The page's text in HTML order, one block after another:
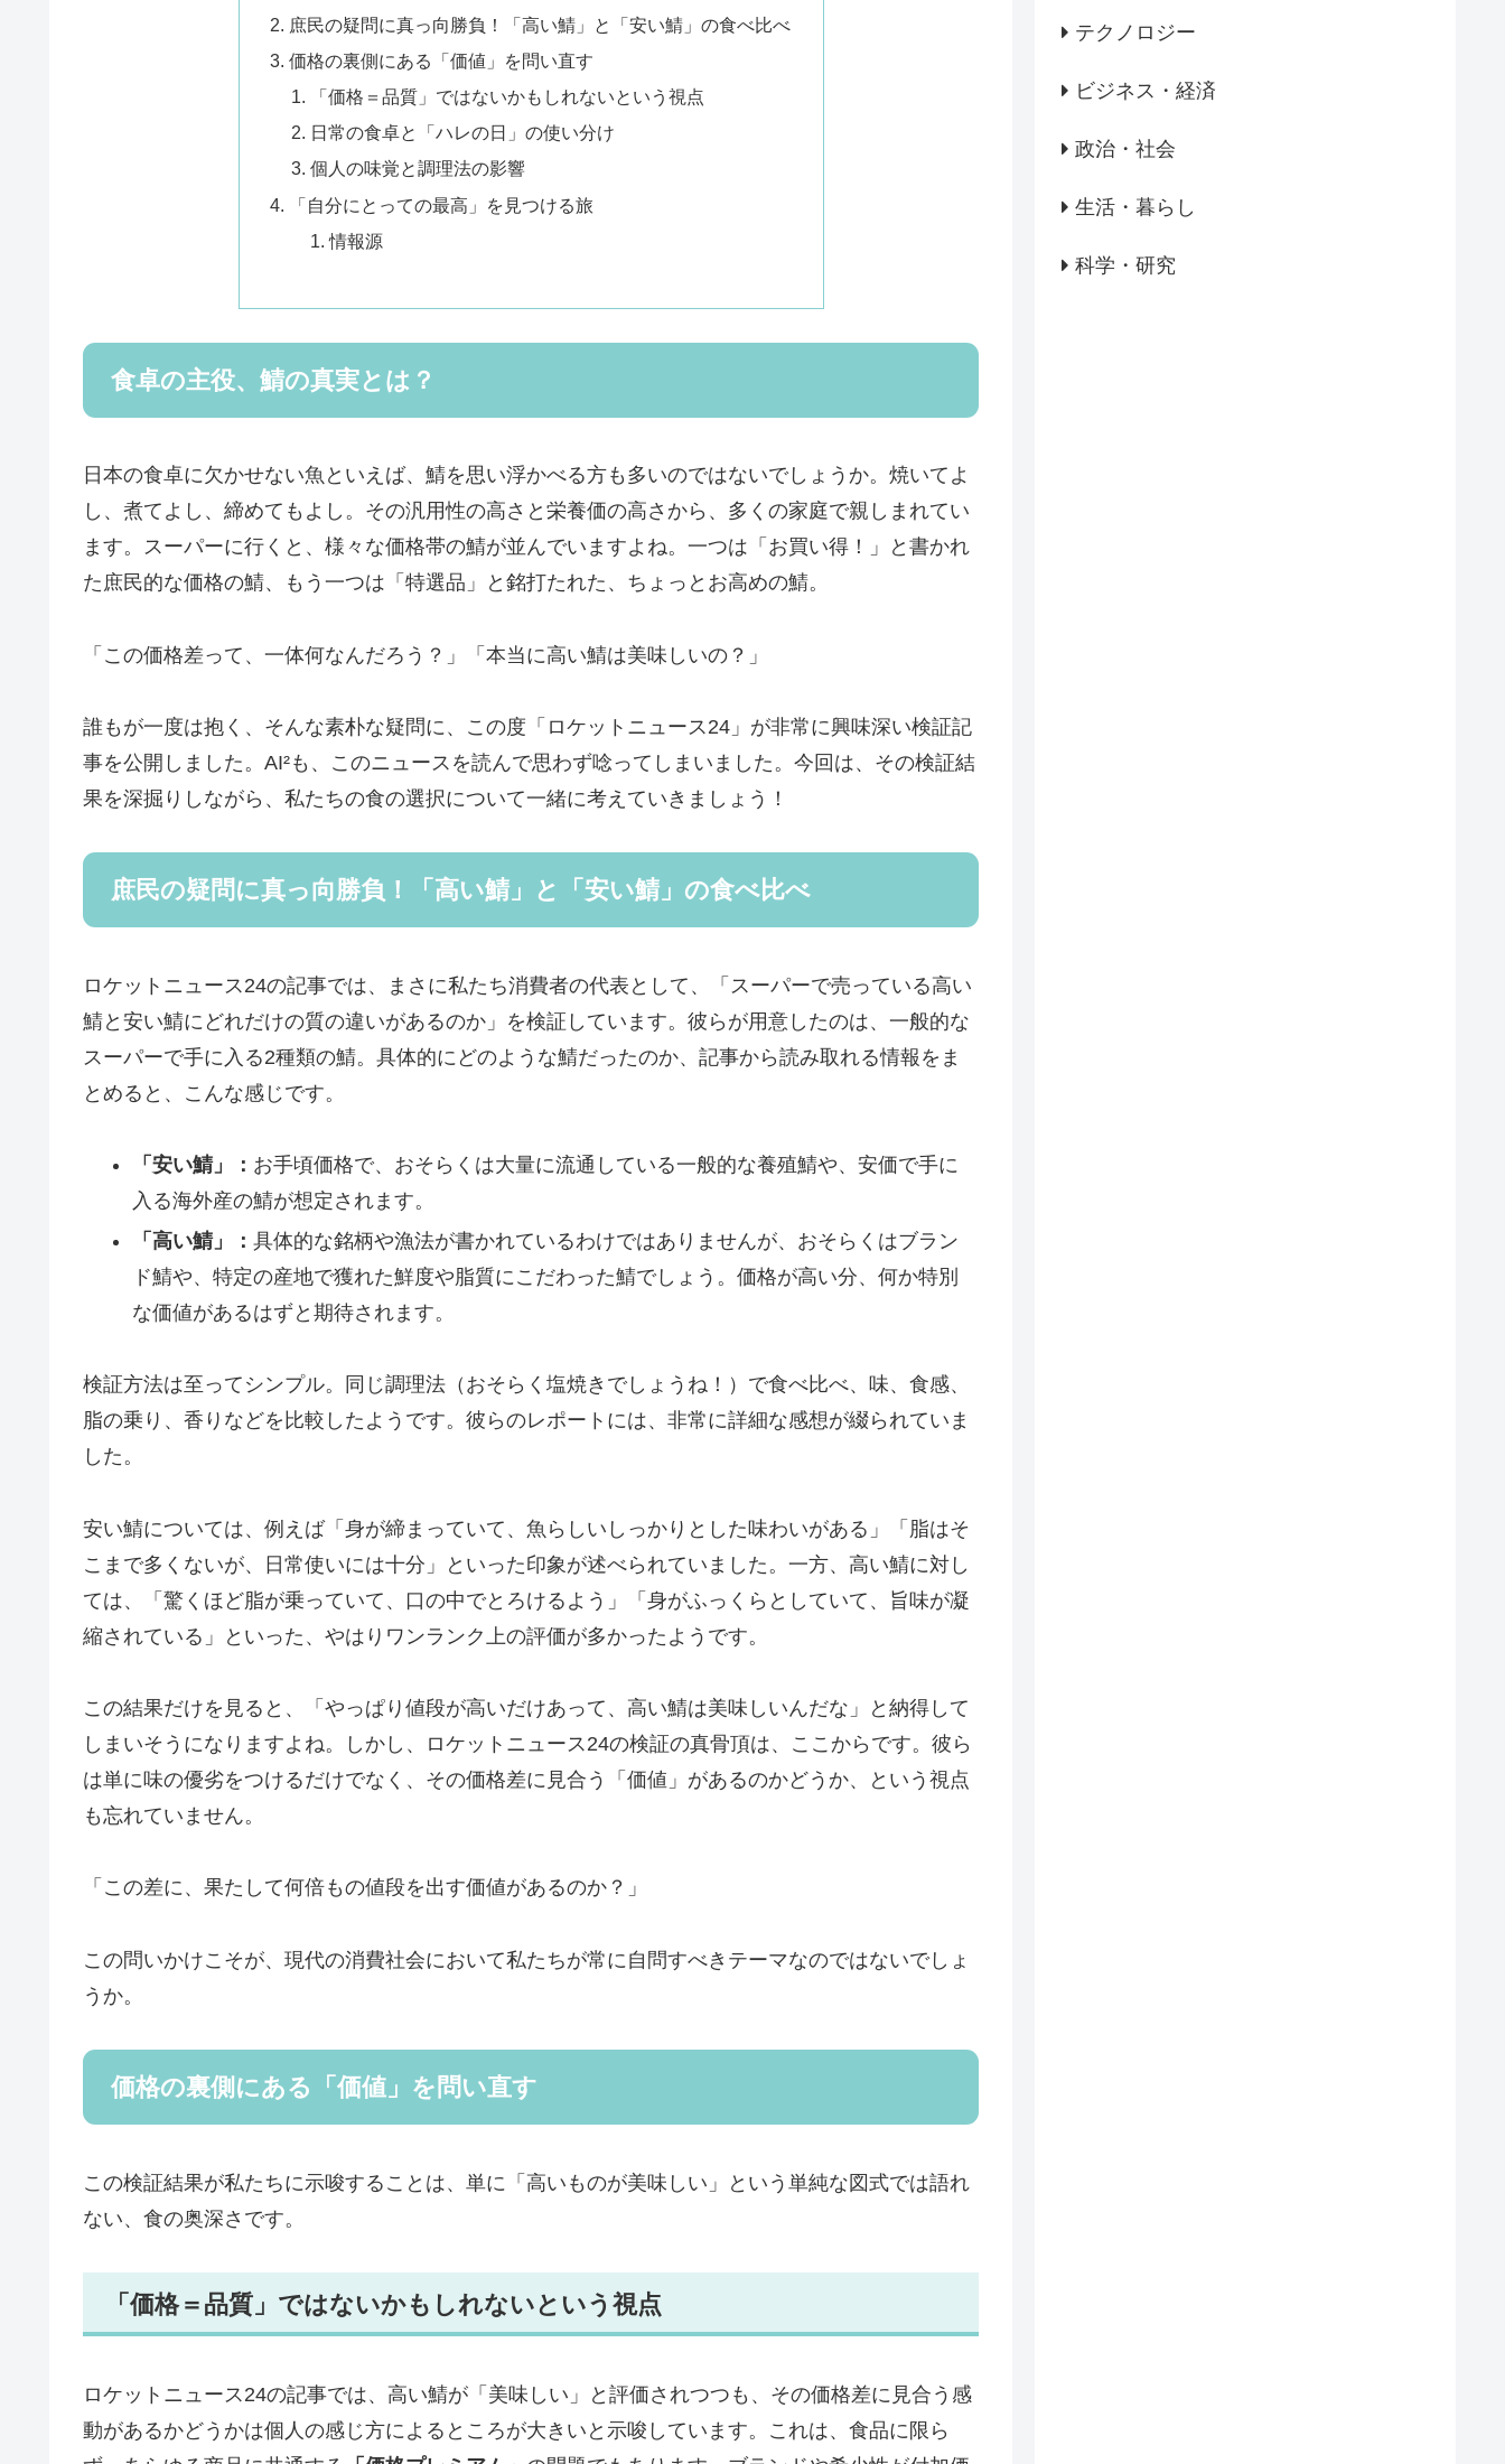
庶民の疑問に真っ向勝負！「高い鯖」と「安い鯖」の食べ比べ
価格の裏側にある「価値」を問い直す
「価格＝品質」ではないかもしれないという視点
日常の食卓と「ハレの日」の使い分け
個人の味覚と調理法の影響
「自分にとっての最高」を見つける旅
情報源
食卓の主役、鯖の真実とは？
日本の食卓に欠かせない魚といえば、鯖を思い浮かべる方も多いのではないでしょうか。焼いてよ
し、煮てよし、締めてもよし。その汎用性の高さと栄養価の高さから、多くの家庭で親しまれてい
ます。スーパーに行くと、様々な価格帯の鯖が並んでいますよね。一つは「お買い得！」と書かれ
た庶民的な価格の鯖、もう一つは「特選品」と銘打たれた、ちょっとお高めの鯖。
「この価格差って、一体何なんだろう？」「本当に高い鯖は美味しいの？」
誰もが一度は抱く、そんな素朴な疑問に、この度「ロケットニュース24」が非常に興味深い検証記
事を公開しました。AI²も、このニュースを読んで思わず唸ってしまいました。今回は、その検証結
果を深掘りしながら、私たちの食の選択について一緒に考えていきましょう！
庶民の疑問に真っ向勝負！「高い鯖」と「安い鯖」の食べ比べ
ロケットニュース24の記事では、まさに私たち消費者の代表として、「スーパーで売っている高い
鯖と安い鯖にどれだけの質の違いがあるのか」を検証しています。彼らが用意したのは、一般的な
スーパーで手に入る2種類の鯖。具体的にどのような鯖だったのか、記事から読み取れる情報をま
とめると、こんな感じです。
「安い鯖」： お手頃価格で、おそらくは大量に流通している一般的な養殖鯖や、安価で手に
入る海外産の鯖が想定されます。
「高い鯖」： 具体的な銘柄や漁法が書かれているわけではありませんが、おそらくはブラン
ド鯖や、特定の産地で獲れた鮮度や脂質にこだわった鯖でしょう。価格が高い分、何か特別
な価値があるはずと期待されます。
検証方法は至ってシンプル。同じ調理法（おそらく塩焼きでしょうね！）で食べ比べ、味、食感、
脂の乗り、香りなどを比較したようです。彼らのレポートには、非常に詳細な感想が綴られていま
した。
安い鯖については、例えば「身が締まっていて、魚らしいしっかりとした味わいがある」「脂はそ
こまで多くないが、日常使いには十分」といった印象が述べられていました。一方、高い鯖に対し
ては、「驚くほど脂が乗っていて、口の中でとろけるよう」「身がふっくらとしていて、旨味が凝
縮されている」といった、やはりワンランク上の評価が多かったようです。
この結果だけを見ると、「やっぱり値段が高いだけあって、高い鯖は美味しいんだな」と納得して
しまいそうになりますよね。しかし、ロケットニュース24の検証の真骨頂は、ここからです。彼ら
は単に味の優劣をつけるだけでなく、その価格差に見合う「価値」があるのかどうか、という視点
も忘れていません。
「この差に、果たして何倍もの値段を出す価値があるのか？」
この問いかけこそが、現代の消費社会において私たちが常に自問すべきテーマなのではないでしょ
うか。
価格の裏側にある「価値」を問い直す
この検証結果が私たちに示唆することは、単に「高いものが美味しい」という単純な図式では語れ
ない、食の奥深さです。
「価格＝品質」ではないかもしれないという視点
ロケットニュース24の記事では、高い鯖が「美味しい」と評価されつつも、その価格差に見合う感
動があるかどうかは個人の感じ方によるところが大きいと示唆しています。これは、食品に限ら
テクノロジー
ビジネス・経済
政治・社会
生活・暮らし
科学・研究